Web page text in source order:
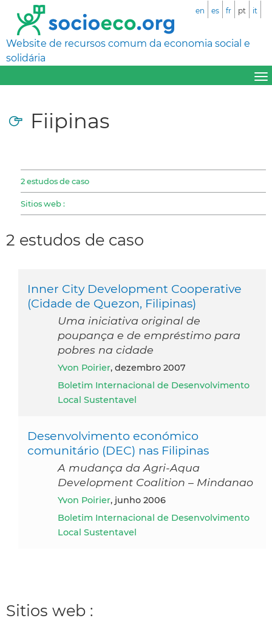
Website de recursos comum da economia social e
solidária
en es fr pt it
Fiipinas
2 estudos de caso
Sitios web :
2 estudos de caso
Inner City Development Cooperative
(Cidade de Quezon, Filipinas)
Uma iniciativa original de
poupança e de empréstimo para
pobres na cidade
Yvon Poirier, dezembro 2007
Boletim Internacional de Desenvolvimento
Local Sustentavel
Desenvolvimento económico
comunitário (DEC) nas Filipinas
A mudança da Agri-Aqua
Development Coalition – Mindanao
Yvon Poirier, junho 2006
Boletim Internacional de Desenvolvimento
Local Sustentavel
Sitios web :